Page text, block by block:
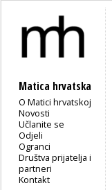
Matica hrvatska
O Matici hrvatskoj
Novosti
Učlanite se
Odjeli
Ogranci
Društva prijatelja i
partneri
Kontakt